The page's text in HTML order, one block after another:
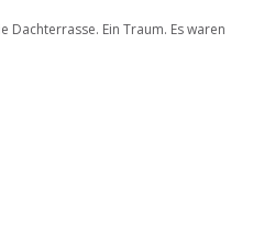
Dachterrasse. Ein Traum. Es waren